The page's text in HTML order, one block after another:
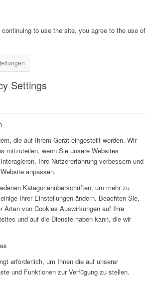
to use the site, you agree to the use of
Settings
die auf Ihrem Gerät eingestellt werden. Wir
mitzuteilen, wenn Sie unsere Websites
Ihre Nutzererfahrung verbessern und
anpassen.
Kategorienüberschriften, um mehr zu
Ihrer Einstellungen ändern. Beachten Sie,
Arten von Cookies Auswirkungen auf Ihre
und auf die Dienste haben kann, die wir
erforderlich, um Ihnen die auf unserer
und Funktionen zur Verfügung zu stellen.